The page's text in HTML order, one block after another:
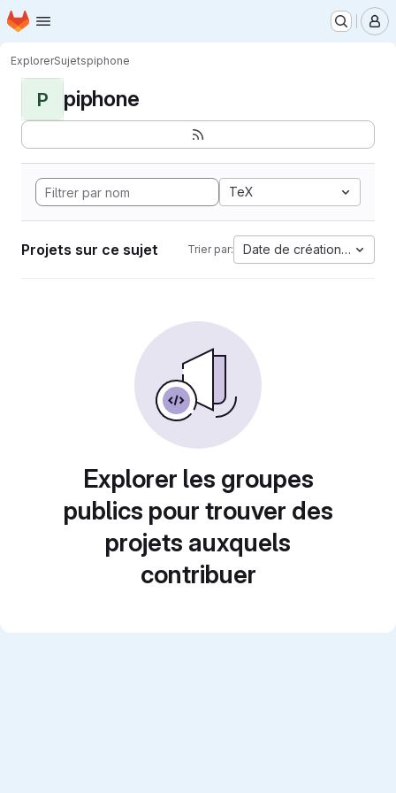
Passer au contenu principal
Page d'accueil
ExplorerSujetspiphone
P piphone
TeX
Projets sur ce sujet Trier par: Date de création la plus
Explorer les groupes
publics pour trouver des
projets auxquels
contribuer